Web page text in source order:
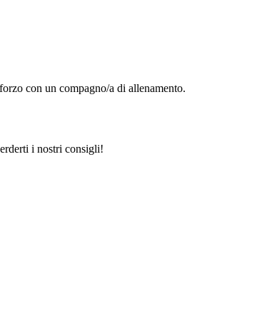
con un compagno/a di allenamento.
i nostri consigli!